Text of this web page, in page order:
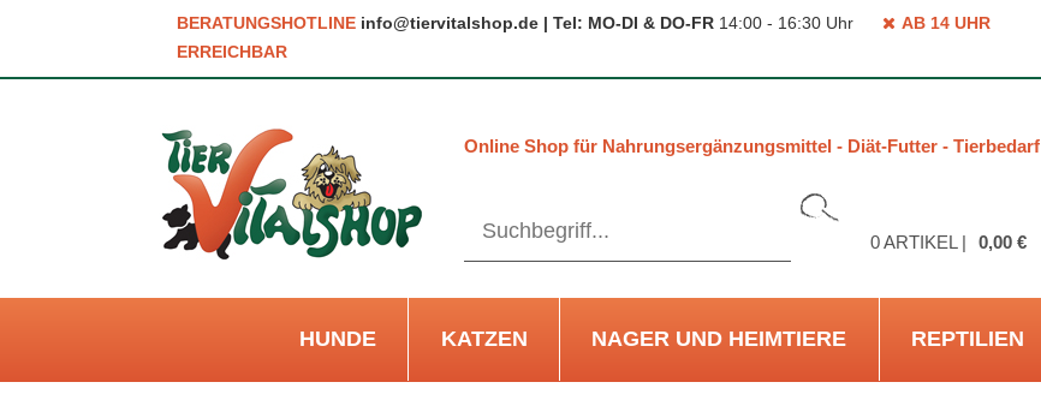
BERATUNGSHOTLINE info@tiervitalshop.de | Tel: MO-DI & DO-FR 14:00 - 16:30 Uhr
AB 14 UHR
ERREICHBAR
Online Shop für Nahrungsergänzungsmittel - Diät-Futter - Tierbedarf
0ARTIKEL | 0,00 €
HUNDE KATZEN NAGER UND HEIMTIERE REPTILIEN